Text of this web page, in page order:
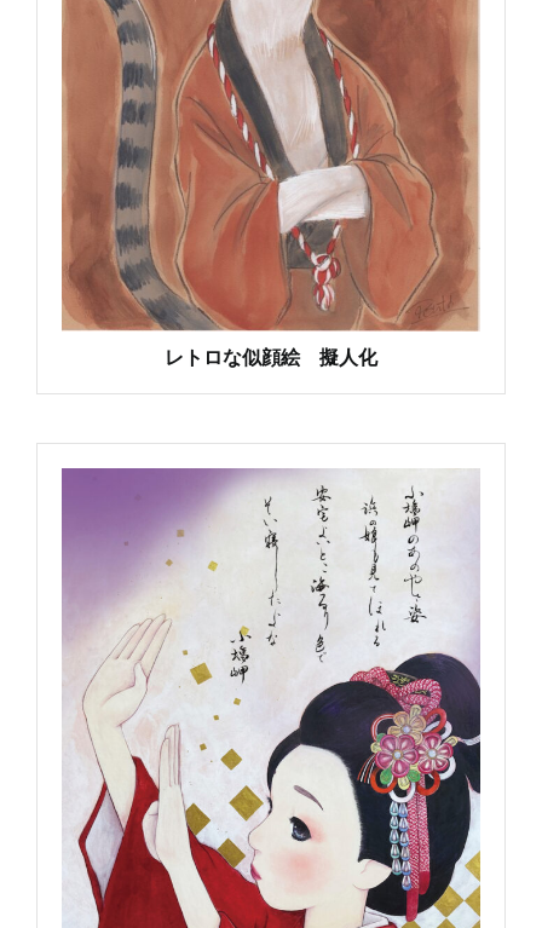
レトロな似顔絵 擬人化